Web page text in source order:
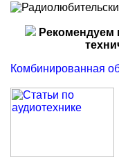
Рекомендуем
Комбинированная